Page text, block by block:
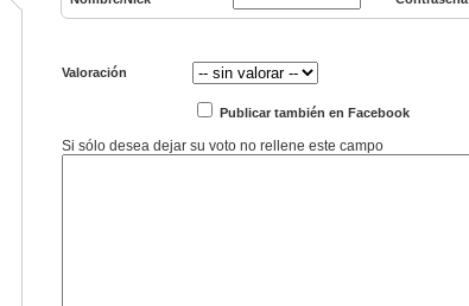
Valoración
Publicar también en Facebook
Si sólo desea dejar su voto no rellene este campo